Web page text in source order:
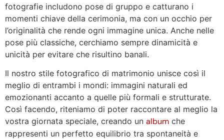
fotografie includono pose di gruppo e catturano i
momenti chiave della cerimonia, ma con un occhio per
l’originalità che rende ogni immagine unica. Anche nelle
pose più classiche, cerchiamo sempre dinamicità e
unicità per evitare che risultino banali.
Il nostro stile fotografico di matrimonio unisce così il
meglio di entrambi i mondi: immagini naturali ed
emozionanti accanto a quelle più formali e strutturate.
Così facendo, riteniamo di poter raccontare al meglio la
vostra giornata speciale, creando un album che
rappresenti un perfetto equilibrio tra spontaneità e